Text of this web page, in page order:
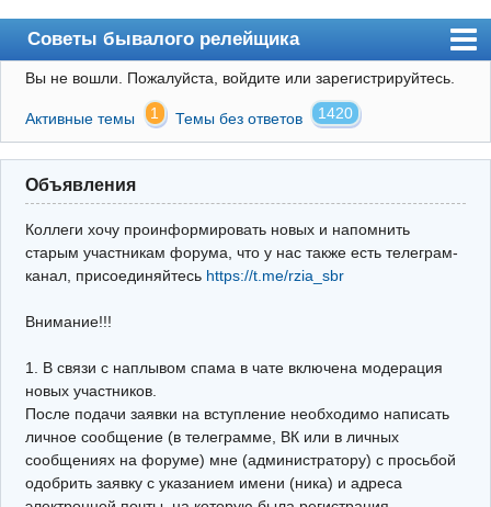
Советы бывалого релейщика
Форум
Правила
Поиск
Регистрация
Архив
Почта
Поиск релейщика
Видео РЗиА
Фотохостинг
Телеграм
Вы не вошли. Пожалуйста, войдите или зарегистрируйтесь.
Активные темы 1 Темы без ответов 1420
Объявления
Коллеги хочу проинформировать новых и напомнить
старым участникам форума, что у нас также есть телеграм-
канал, присоединяйтесь https://t.me/rzia_sbr
Внимание!!!
1. В связи с наплывом спама в чате включена модерация
новых участников.
После подачи заявки на вступление необходимо написать
личное сообщение (в телеграмме, ВК или в личных
сообщениях на форуме) мне (администратору) с просьбой
одобрить заявку с указанием имени (ника) и адреса